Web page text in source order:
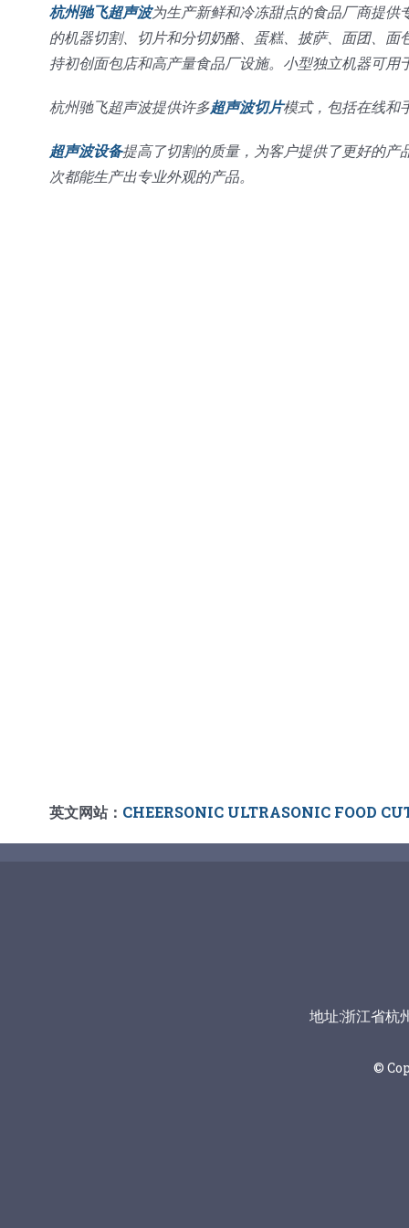
杭州驰飞超声波为生产新鲜和冷冻甜点的食品厂商提供
的机器切割、切片和分切奶酪、蛋糕、披萨、面团、
持初创面包店和高产量食品厂设施。小型独立机器可
杭州驰飞超声波提供许多超声波切片模式，包括在线和
超声波设备提高了切割的质量，为客户提供了更好的
次都能生产出专业外观的产品。
英文网站： CHEERSONIC ULTRASONIC FOOD
地址:浙江省杭
©